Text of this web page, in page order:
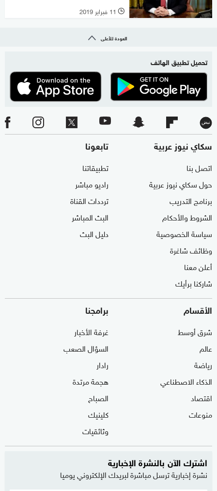
l 11 فبراير 2019
العودة للأعلى
تحميل تطبيق الهاتف
سكاي نيوز عربية
اتصل بنا
حول سكاي نيوز عربية
برنامج التدريب
الشروط والأحكام
سياسة الخصوصية
وظائف شاغرة
أعلن معنا
شاركنا برأيك
تابعونا
تطبيقاتنا
راديو مباشر
ترددات القناة
البث المباشر
دليل البث
الأقسام
شرق أوسط
عالم
رياضة
الذكاء الاصطناعي
اقتصاد
منوعات
برامجنا
غرفة الأخبار
السؤال الصعب
رادار
هجمة مرتدة
الصباح
كلينيك
وثائقيات
اشترك الآن بالنشرة الإخبارية
نشرة إخبارية ترسل مباشرة لبريدك الإلكتروني يوميا